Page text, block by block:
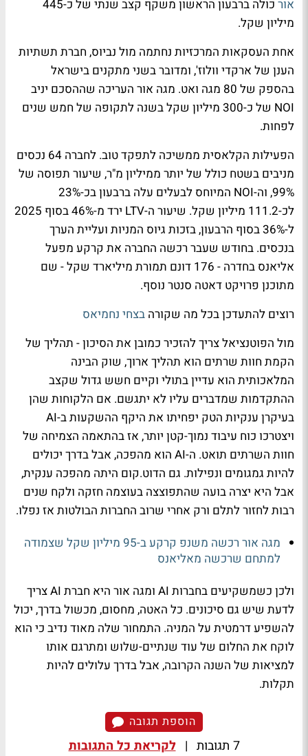
אור
כולה ברבעון הראשון משקף קצב שנתי של כ-445
מיליון שקל.
אחת העסקאות המרכזיות נחתמה מול נביוס, חברת תשתיות
הענן של ארקדי וולוז', ומדובר בשני מתקנים בישראל
בהספק של 80 מגה ואט. מגה אור העריכה שההסכם יניב
NOI של כ-300 מיליון שקל בשנה לתקופה של חמש שנים
לפחות.
הפעילות הקלאסית ממשיכה לתפקד טוב. לחברה 64 נכסים
מניבים בשטח כולל של יותר ממיליון מ"ר, שיעור תפוסה של
99%, וה-NOI המיוחס לבעלים עלה ברבעון בכ-23%
לכ-111.2 מיליון שקל. שיעור ה-LTV ירד מ-46% בסוף 2025
ל-36% בסוף הרבעון, בזכות גיוס המניות ועליית הערך
בנכסים. בחודש שעבר רכשה החברה את קרקע מפעל
אליאנס בחדרה - 176 דונם תמורת מיליארד שקל - שם
מתוכנן פרויקט דאטה סנטר נוסף.
רוצים להתעדכן בכל מה שקורה בצחי נחמיאס
מול הפוטנציאל צריך להזכיר כמובן את הסיכון - תהליך של
הקמת חוות שרתים הוא תהליך ארוך, שוק הבינה
המלאכותית הוא עדיין בתולי וקיים חשש גדול שקצב
ההתקדמות שמדברים עליו לא יתגשם. אם הלקוחות שהן
בעיקרן ענקיות הטק יפחיתו את היקף ההשקעות ב-AI
ויצטרכו כוח עיבוד נמוך-קטן יותר, אז בהתאמה הצמיחה של
חוות השרתים תואט. ה-AI הוא מהפכה, אבל בדרך יכולים
להיות גמגומים ונפילות. גם הדוט.קום היתה מהפכה ענקית,
אבל היא יצרה בועה שהתפוצצה בעוצמה חזקה ולקח שנים
רבות לחזור לתלם ורק אחרי שרוב החברות הבולטות אז נפלו.
מגה אור רכשה משנפ קרקע ב-95 מיליון שקל שצמודה
למתחם שרכשה מאליאנס
ולכן כשמשקיעים בחברות AI ומגה אור היא חברת AI צריך
לדעת שיש גם סיכונים. כל האטה, מחסום, מכשול בדרך, יכול
להשפיע דרמטית על המניה. התמחור שלה מאוד נדיב כי הוא
לוקח את החלום של עוד שנתיים-שלוש ומתרגם אותו
למציאות של השנה הקרובה, אבל בדרך עלולים להיות
תקלות.
הוספת תגובה
7 תגובות | לקריאת כל התגובות